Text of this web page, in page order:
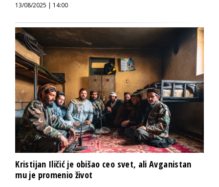
13/08/2025 | 14:00
Kristijan Iličić je obišao ceo svet, ali Avganistan
mu je promenio život